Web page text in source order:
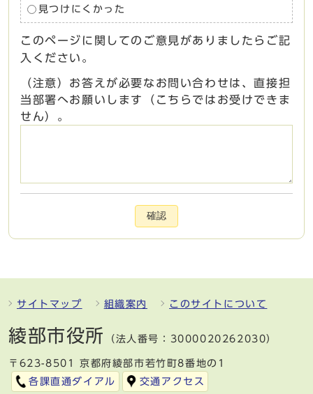
見つけにくかった
このページに関してのご意見がありましたらご記
入ください。
（注意）お答えが必要なお問い合わせは、直接担
当部署へお願いします（こちらではお受けできま
せん）。
確認
サイトマップ 組織案内 このサイトについて
綾部市役所 （法人番号：3000020262030）
〒623-8501 京都府綾部市若竹町8番地の1
各課直通ダイアル
交通アクセス